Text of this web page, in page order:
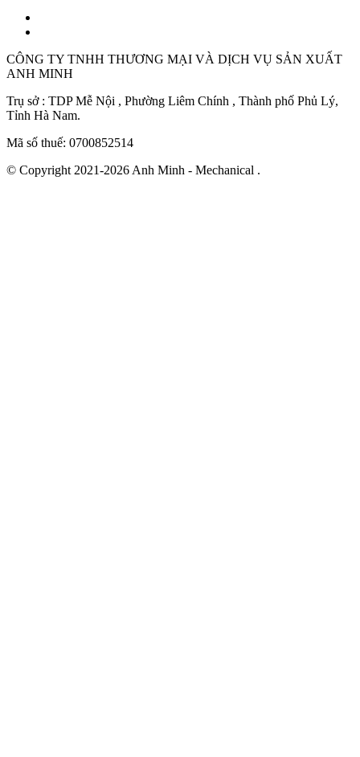
CÔNG TY TNHH THƯƠNG MẠI VÀ DỊCH VỤ SẢN XUẤT
ANH MINH
Trụ sở : TDP Mễ Nội , Phường Liêm Chính , Thành phố Phủ Lý,
Tỉnh Hà Nam.
Mã số thuế: 0700852514
© Copyright 2021-2026 Anh Minh - Mechanical .